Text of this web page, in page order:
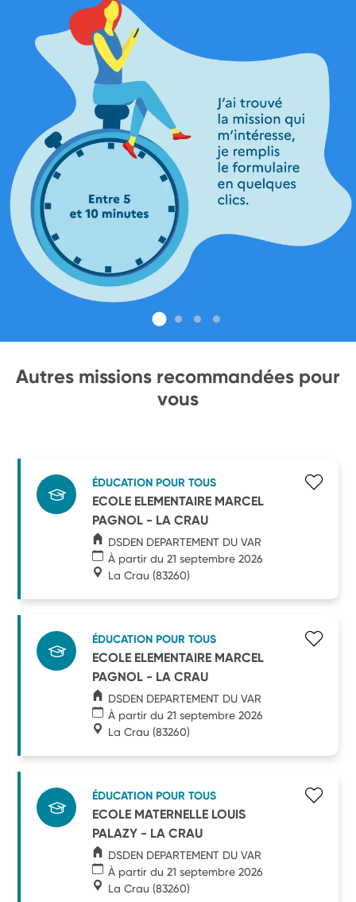
Autres missions recommandées pour
vous
ÉDUCATION POUR TOUS
ECOLE ELEMENTAIRE MARCEL
PAGNOL - LA CRAU
DSDEN DEPARTEMENT DU VAR
À partir du 21 septembre 2026
La Crau (83260)
ÉDUCATION POUR TOUS
ECOLE ELEMENTAIRE MARCEL
PAGNOL - LA CRAU
DSDEN DEPARTEMENT DU VAR
À partir du 21 septembre 2026
La Crau (83260)
ÉDUCATION POUR TOUS
ECOLE MATERNELLE LOUIS
PALAZY - LA CRAU
DSDEN DEPARTEMENT DU VAR
À partir du 21 septembre 2026
La Crau (83260)